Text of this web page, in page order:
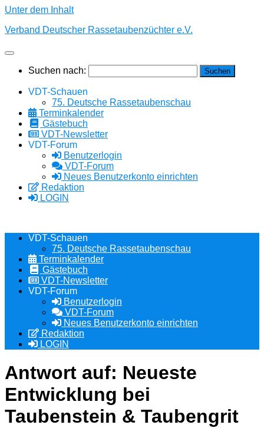
Unter dem Inhalt
Verband Deutscher Rassetaubenzüchter e.V.
Suchen nach:
VDT-Schauen
75. Deutsche Rassetaubenschau
Terminkalender
Gästebuch
VDT-Newsletter
VDT-Forum
Benutzerlogin
VDT-Forum
Neues Benutzerkonto einrichten
Redaktion
LOGIN
VDT-Schauen
75. Deutsche Rassetaubenschau
Terminkalender
Gästebuch
VDT-Newsletter
VDT-Forum
Benutzerlogin
VDT-Forum
Neues Benutzerkonto einrichten
Redaktion
LOGIN
Antwort auf: Neueste
Entwicklung bei
Taubenstein & Taubengrit